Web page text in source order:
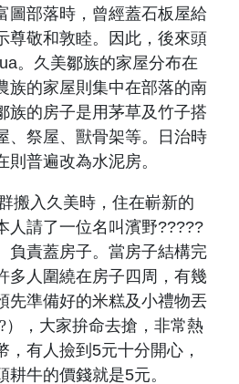
圖部落時，曾經蓋石板屋給
尊敬和敦睦。因此，後來頭
。久美鄒族的家屋分布在
族的家屋則集中在部落的南
族的房子是用茅草及竹子搭
、祭屋、獸骨架等。日治時
普遍改為水泥房。
搬入久美時，住在嶄新的
人請了一位名叫濱野?????
負責蓋房子。當房子結構完
多人圍繞在房子四周，有幾
先準備好的米糕及小禮物丟
，大家拚命去搶，非常熱
，有人撿到5元十分開心，
耕牛的價錢就是5元。